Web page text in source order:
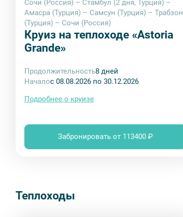
услуги прачечной/химчистки
Сочи (Россия) – Стамбул (2 дня, Турция) –
Амасра (Турция) – Самсун (Турция) – Трабзон
(Турция) – Сочи (Россия)
Круиз на теплоходе «Astoria
Grande»
Продолжительность8 дней
Началос 08.08.2026 по 30.12.2026
Подробнее о круизе
Забронировать от 113400 ₽
Теплоходы